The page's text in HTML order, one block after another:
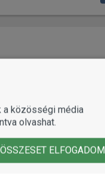
a közösségi média
olvashat.
ÖSSZESET ELFOGADOM